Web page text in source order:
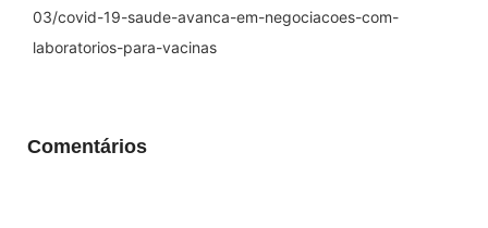
03/covid-19-saude-avanca-em-negociacoes-com-
laboratorios-para-vacinas
Comentários